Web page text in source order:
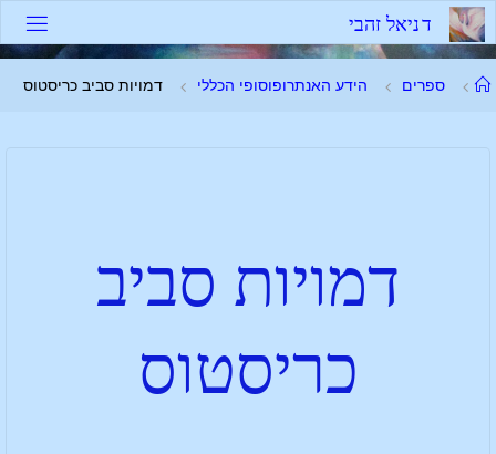
דניאל זהבי
ספרים הידע האנתרופוסופי הכללי דמויות סביב כריסטוס
דמויות סביב
כריסטוס